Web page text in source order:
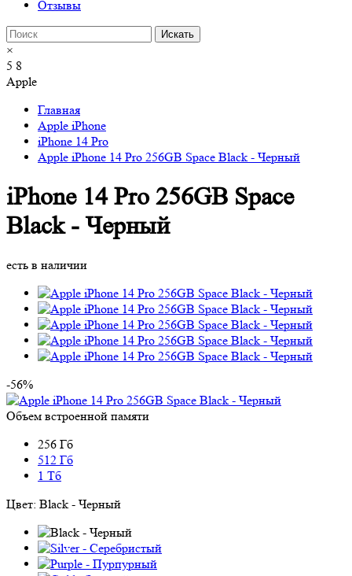
Отзывы
×
5 8
Apple
Главная
Apple iPhone
iPhone 14 Pro
Apple iPhone 14 Pro 256GB Space Black - Черный
iPhone 14 Pro 256GB Space
Black - Черный
есть в наличии
-56%
Объем встроенной памяти
256 Гб
512 Гб
1 Тб
Цвет: Black - Черный